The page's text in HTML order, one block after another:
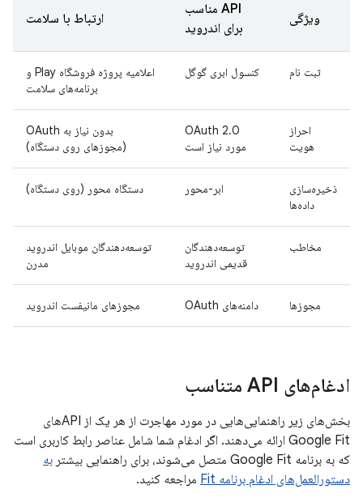
ویژگی
API مناسب
برای اندروید
ارتباط با سلامت
ثبت نام کنسول ابری گوگل
اعلامیه پروژه فروشگاه Play و
برنامه‌های سلامت
احراز
هویت
OAuth 2.0
مورد نیاز است
بدون نیاز به OAuth
(مجوزهای روی دستگاه)
ذخیره‌سازی
داده‌ها
ابر-محور دستگاه محور (روی دستگاه)
مخاطب
توسعه‌دهندگان
قدیمی اندروید
توسعه‌دهندگان موبایل اندروید
مدرن
مجوزها دامنه‌های OAuth مجوزهای مانیفست اندروید
ادغام‌های API متناسب
بخش‌های زیر راهنمایی‌هایی در مورد مهاجرت از هر یک از APIهای
Google Fit ارائه می‌دهند. اگر ادغام شما شامل عناصر رابط کاربری است
که به برنامه Google Fit متصل می‌شوند، برای راهنمایی بیشتر
به
دستورالعمل‌های ادغام برنامه Fit
مراجعه کنید.